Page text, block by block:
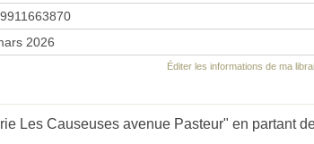
2026
Éditer les informations de ma
Les Causeuses avenue Pasteur" en partant